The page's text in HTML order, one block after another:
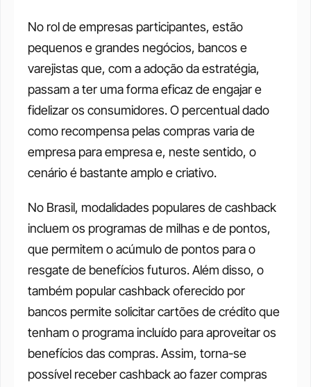
No rol de empresas participantes, estão
pequenos e grandes negócios, bancos e
varejistas que, com a adoção da estratégia,
passam a ter uma forma eficaz de engajar e
fidelizar os consumidores. O percentual dado
como recompensa pelas compras varia de
empresa para empresa e, neste sentido, o
cenário é bastante amplo e criativo.
No Brasil, modalidades populares de cashback
incluem os programas de milhas e de pontos,
que permitem o acúmulo de pontos para o
resgate de benefícios futuros. Além disso, o
também popular cashback oferecido por
bancos permite solicitar cartões de crédito que
tenham o programa incluído para aproveitar os
benefícios das compras. Assim, torna-se
possível receber cashback ao fazer compras